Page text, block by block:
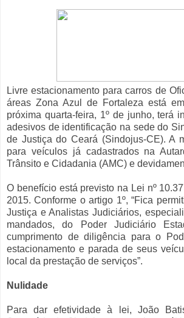
Livre estacionamento para carros de
áreas Zona Azul de Fortaleza está
próxima quarta-feira, 1º de junho, terá
adesivos de identificação na sede do
de Justiça do Ceará (Sindojus-CE). A
para veículos já cadastrados na
Trânsito e Cidadania (AMC) e
O benefício está previsto na Lei nº
2015. Conforme o artigo 1º, “Fica
Justiça e Analistas Judiciários,
mandados, do Poder Judiciário
cumprimento de diligência para o
estacionamento e parada de seus
local da prestação de serviços”.
Nulidade
Para dar efetividade à lei, João